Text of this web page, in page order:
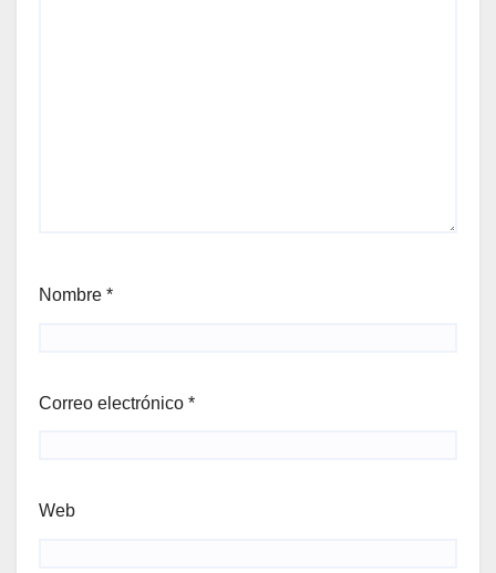
Nombre *
Correo electrónico *
Web